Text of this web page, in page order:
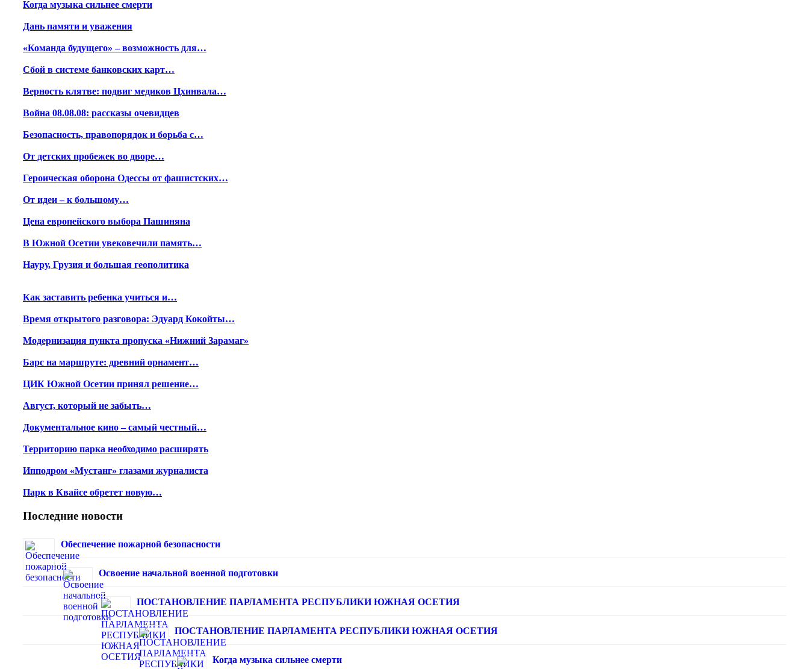
Когда музыка сильнее смерти
Дань памяти и уважения
«Команда будущего» – возможность для…
Сбой в системе банковских карт…
Верность клятве: подвиг медиков Цхинвала…
Война 08.08.08: рассказы очевидцев
Безопасность, правопорядок и борьба с…
От детских пробежек во дворе…
Героическая оборона Одессы от фашистских…
От идеи – к большому…
Цена европейского выбора Пашиняна
В Южной Осетии увековечили память…
Науру, Грузия и большая геополитика
Как заставить ребенка учиться и…
Время открытого разговора: Эдуард Кокойты…
Модернизация пункта пропуска «Нижний Зарамаг»
Барс на маршруте: древний орнамент…
ЦИК Южной Осетии принял решение…
Август, который не забыть…
Документальное кино – самый честный…
Территорию парка необходимо расширять
Ипподром «Мустанг» глазами журналиста
Парк в Квайсе обретет новую…
Последние новости
Обеспечение пожарной безопасности
Освоение начальной военной подготовки
ПОСТАНОВЛЕНИЕ ПАРЛАМЕНТА РЕСПУБЛИКИ ЮЖНАЯ ОСЕТИЯ
ПОСТАНОВЛЕНИЕ ПАРЛАМЕНТА РЕСПУБЛИКИ ЮЖНАЯ ОСЕТИЯ
Когда музыка сильнее смерти